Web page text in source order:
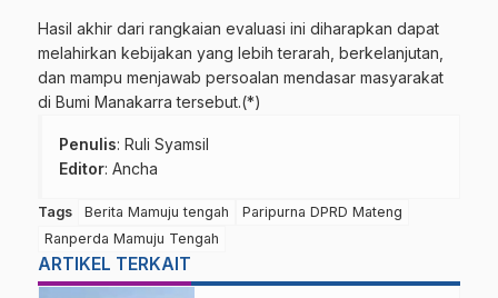
​Hasil akhir dari rangkaian evaluasi ini diharapkan dapat
melahirkan kebijakan yang lebih terarah, berkelanjutan,
dan mampu menjawab persoalan mendasar masyarakat
di Bumi Manakarra tersebut.(*)
Penulis: Ruli Syamsil
Editor: Ancha
Tags Berita Mamuju tengah
Paripurna DPRD Mateng
Ranperda Mamuju Tengah
ARTIKEL TERKAIT